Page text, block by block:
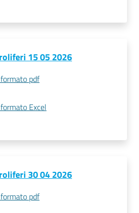
15 05 2026
pdf
Excel
30 04 2026
pdf